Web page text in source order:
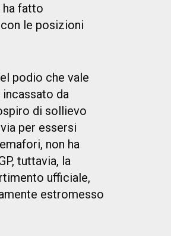
fatto
le posizioni
podio che vale
da
di sollievo
per essersi
non ha
tuttavia, la
ufficiale,
estromesso